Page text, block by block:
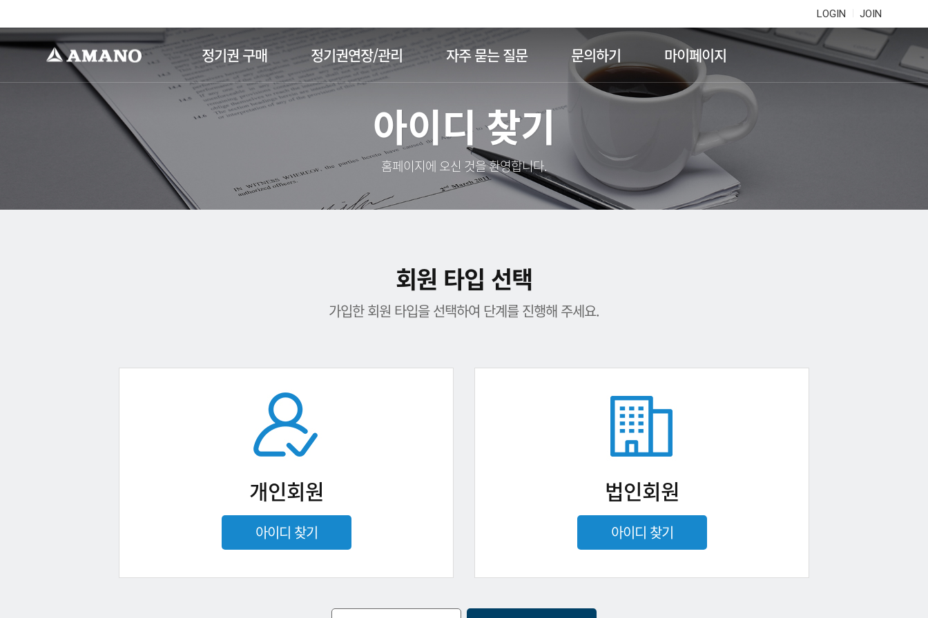
LOGIN JOIN
정기권 구매 정기권연장/관리 자주 묻는 질문 문의하기 마이페이지
아이디 찾기
홈페이지에 오신 것을 환영합니다.
회원 타입 선택
가입한 회원 타입을 선택하여 단계를 진행해 주세요.
개인회원
아이디 찾기
법인회원
아이디 찾기